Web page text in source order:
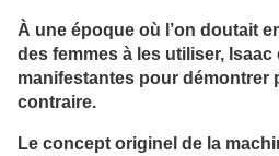
À une époque où l’on doutait
des femmes à les utiliser,
manifestantes pour démontrer
contraire.
Le concept originel de la